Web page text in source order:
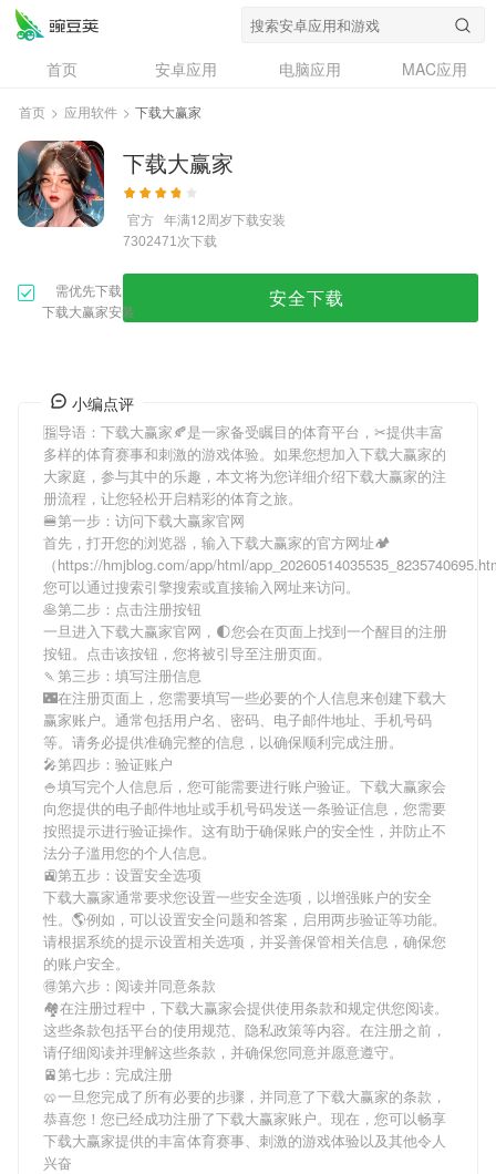
首页 安卓应用 电脑应用
MAC应用
资讯
专题
问答
首页 > 应用软件 > 下载大赢家
下载大赢家
官方 年满12周岁下载安装
7302471次下载
需优先下载
下载大赢家安装
安全下载
小编点评
🈯导语： 下载大赢家🍂是一家备受瞩目的体育平台，✂提供丰富
多样的体育赛事和刺激的游戏体验。如果您想加入下载大赢家的
大家庭，参与其中的乐趣，本文将为您详细介绍下载大赢家的注
册流程，让您轻松开启精彩的体育之旅。
🍔第一步：访问下载大赢家官网
首先，打开您的浏览器，输入下载大赢家的官方网址🏕
（https://hmjblog.com/app/html/
您可以通过搜索引擎搜索或直接输入网址来访问。
🥞第二步：点击注册按钮
一旦进入下载大赢家官网，🌓您会在页面上找到一个醒目的注册
按钮。点击该按钮，您将被引导至注册页面。
🍡第三步：填写注册信息
🌃在注册页面上，您需要填写一些必要的个人信息来创建下载大
赢家账户。通常包括用户名、密码、电子邮件地址、手机号码
等。请务必提供准确完整的信息，以确保顺利完成注册。
🎤第四步：验证账户
🍚填写完个人信息后，您可能需要进行账户验证。 下载大赢家会
向您提供的电子邮件地址或手机号码发送一条验证信息，您需要
按照提示进行验证操作。这有助于确保账户的安全性，并防止不
法分子滥用您的个人信息。
🚉第五步：设置安全选项
下载大赢家通常要求您设置一些安全选项，以增强账户的安全
性。🌎例如，可以设置安全问题和答案，启用两步验证等功能。
请根据系统的提示设置相关选项，并妥善保管相关信息，确保您
的账户安全。
🉐第六步：阅读并同意条款
🏘在注册过程中， 下载大赢家会提供使用条款和规定供您阅读。
这些条款包括平台的使用规范、隐私政策等内容。在注册之前，
请仔细阅读并理解这些条款，并确保您同意并愿意遵守。
🚈第七步：完成注册
🥨一旦您完成了所有必要的步骤，并同意了下载大赢家的条款，
恭喜您！您已经成功注册了下载大赢家账户。现在，您可以畅享
下载大赢家提供的丰富体育赛事、刺激的游戏体验以及其他令人
兴奋